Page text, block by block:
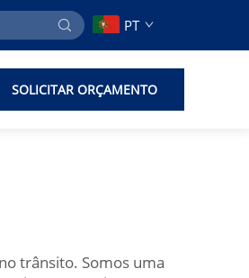
PT
SOLICITAR ORÇAMENTO
trânsito. Somos uma